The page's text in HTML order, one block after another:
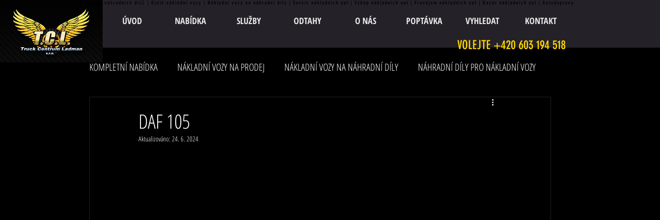
ÚVOD NABÍDKA SLUŽBY ODTAHY O NÁS POPTÁVKA VYHLEDAT KONTAKT
VOLEJTE +420 603 194 518
Prodej náhradních dílů | Ojeté nákladní vozy | Nákladní vozy na náhradní díly | Servis nákladních aut | Výkup nákladních aut | Pronájem nákladních aut | Bazar nákladních aut | Autodoprava
KOMPLETNÍ NABÍDKA NÁKLADNÍ VOZY NA PRODEJ NÁKLADNÍ VOZY NA NÁHRADNÍ DÍLY NÁHRADNÍ DÍLY PRO NÁKLADNÍ VOZY
DAF 105
Aktualizováno: 24. 6. 2024